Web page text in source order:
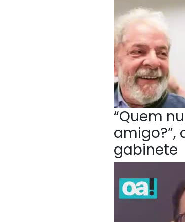
“Quem
amigo?”,
gabinete